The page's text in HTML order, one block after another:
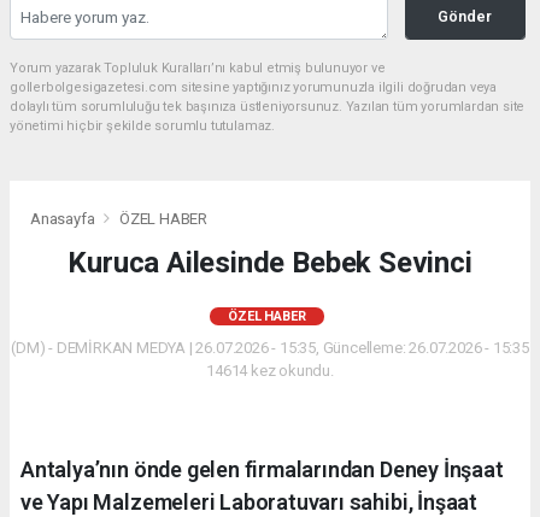
Gönder
Yorum yazarak Topluluk Kuralları’nı kabul etmiş bulunuyor ve
gollerbolgesigazetesi.com sitesine yaptığınız yorumunuzla ilgili doğrudan veya
dolaylı tüm sorumluluğu tek başınıza üstleniyorsunuz. Yazılan tüm yorumlardan site
yönetimi hiçbir şekilde sorumlu tutulamaz.
Anasayfa ÖZEL HABER
Kuruca Ailesinde Bebek Sevinci
ÖZEL HABER
(DM) - DEMİRKAN MEDYA | 26.07.2026 - 15:35, Güncelleme: 26.07.2026 - 15:35
14614 kez okundu.
Antalya’nın önde gelen firmalarından Deney İnşaat
ve Yapı Malzemeleri Laboratuvarı sahibi, İnşaat